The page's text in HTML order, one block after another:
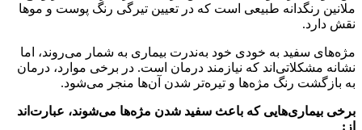
ملانین رنگدانه طبیعی است که در تعیین تیرگی رنگ پوست و موها
نقش دارد.
مژه‌های سفید به خودی خود به‌ندرت بیماری به شمار می‌روند، اما
نشانه مشکلاتی‌اند که نیازمند درمان است. در برخی موارد، درمان
به بازگشت رنگ مژه‌ها و تیره‌تر شدن آن‌ها منجر می‌شود.
برخی بیماری‌هایی که باعث سفید شدن مژه‌ها می‌شوند، عبارت‌اند
از: